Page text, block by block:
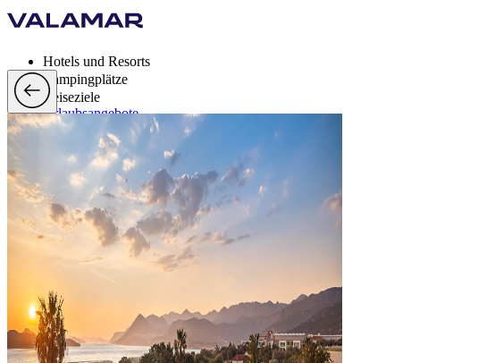
Hotels und Resorts
Campingplätze
Reiseziele
Urlaubsangebote
Valamar Rewards
de, EUR